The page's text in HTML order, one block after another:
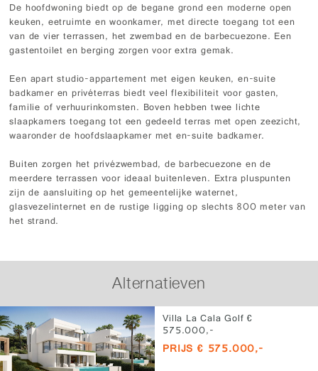
De hoofdwoning biedt op de begane grond een moderne open
keuken, eetruimte en woonkamer, met directe toegang tot een
van de vier terrassen, het zwembad en de barbecuezone. Een
gastentoilet en berging zorgen voor extra gemak.
Een apart studio-appartement met eigen keuken, en-suite
badkamer en privéterras biedt veel flexibiliteit voor gasten,
familie of verhuurinkomsten. Boven hebben twee lichte
slaapkamers toegang tot een gedeeld terras met open zeezicht,
waaronder de hoofdslaapkamer met en-suite badkamer.
Buiten zorgen het privézwembad, de barbecuezone en de
meerdere terrassen voor ideaal buitenleven. Extra pluspunten
zijn de aansluiting op het gemeentelijke waternet,
glasvezelinternet en de rustige ligging op slechts 800 meter van
het strand.
Alternatieven
Villa La Cala Golf €
575.000,-
PRIJS € 575.000,-